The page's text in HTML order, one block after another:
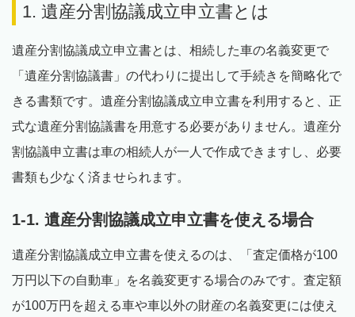
1. 遺産分割協議成立申立書とは
遺産分割協議成立申立書とは、相続した車の名義変更で
「遺産分割協議書」の代わりに提出して手続きを簡略化で
きる書類です。遺産分割協議成立申立書を利用すると、正
式な遺産分割協議書を用意する必要がありません。遺産分
割協議申立書は車の相続人が一人で作成できますし、必要
書類も少なく済ませられます。
1-1. 遺産分割協議成立申立書を使える場合
遺産分割協議成立申立書を使えるのは、「査定価格が100
万円以下の自動車」を名義変更する場合のみです。査定額
が100万円を超える車や車以外の財産の名義変更には使え